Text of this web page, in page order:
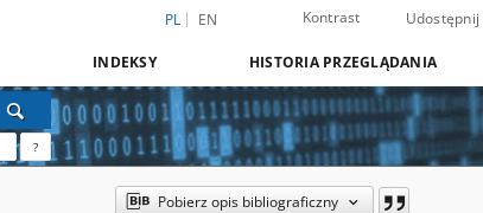
PL EN Kontrast Udostępnij
INDEKSY HISTORIA PRZEGLĄDANIA
?
Pobierz opis bibliograficzny